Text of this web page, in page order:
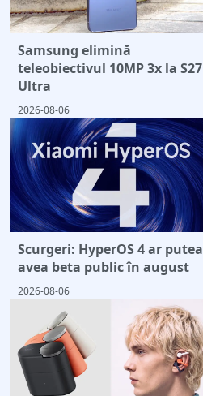
Samsung elimină
teleobiectivul 10MP 3x la S27
Ultra
2026-08-06
Scurgeri: HyperOS 4 ar putea
avea beta public în august
2026-08-06